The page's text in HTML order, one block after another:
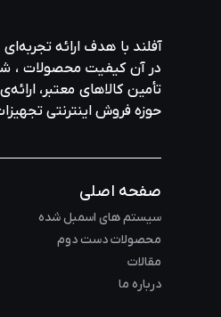
آفلند با هدف ارائه‌
در آن کیفیت محصولات ،
تأمین کالاهای معتبر،
حوزه‌ فروش اینترنتی
صفحه اصلی
سیستم های اسمبل شده
محصولات دست دوم
مقالات
درباره ما